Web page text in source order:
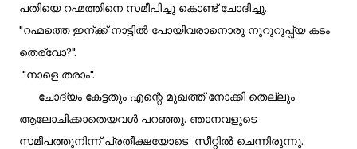
പതിയെ റഹ്മത്തിനെ സമീപിച്ചു കൊണ്ട് ചോദിച്ചു.
"റഹ്മത്തെ ഇന്ക്ക് നാട്ടിൽ പോയിവരാനൊരു നൂറുറുപ്പ്യ കടം
തെര്വോ?".
"നാളെ തരാം".
ചോദ്യം കേട്ടതും എന്റെ മുഖത്ത് നോക്കി തെല്ലും
ആലോചിക്കാതെയവൾ പറഞ്ഞു. ഞാനവളുടെ
സമീപത്തുനിന്ന് പ്രതീക്ഷയോടെ സീറ്റിൽ ചെന്നിരുന്നു.